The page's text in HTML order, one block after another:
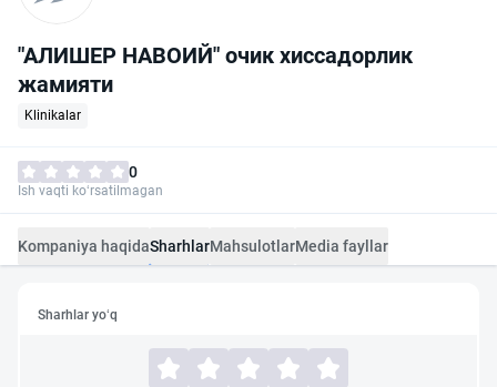
"АЛИШЕР НАВОИЙ" очик хиссадорлик
жамияти
Klinikalar
0
Ish vaqti ko‘rsatilmagan
Kompaniya haqidaSharhlarMahsulotlarMedia fayllar
Sharhlar yo‘q